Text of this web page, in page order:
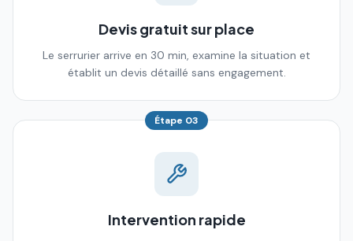
Devis gratuit sur place
Le serrurier arrive en 30 min, examine la situation et
établit un devis détaillé sans engagement.
Étape 03
Intervention rapide